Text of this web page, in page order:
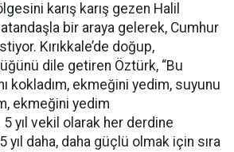
karış karış gezen Halil
bir araya gelerek, Cumhur
Kırıkkale’de doğup,
dile getiren Öztürk, “Bu
kokladım, ekmeğini yedim, suyunu
ekmeğini yedim
5 yıl vekil olarak her derdine
yıl daha, daha güçlü olmak için sıra